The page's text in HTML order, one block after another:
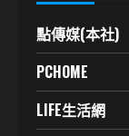
點傳媒(本社)
PCHOME
LIFE生活網